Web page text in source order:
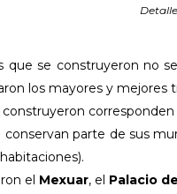
que se construyeron no
los mayores y mejores
corresponden
parte de sus
el Mexuar, el Palacio